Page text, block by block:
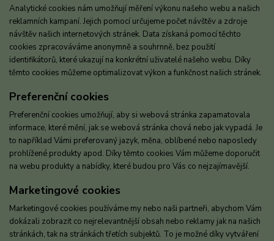
Analytické cookies nám umožňují měření výkonu našeho webu a našich
reklamních kampaní. Jejich pomocí určujeme počet návštěv a zdroje
návštěv našich internetových stránek. Data získaná pomocí těchto
cookies zpracováváme anonymně a souhrnně, bez použití
identifikátorů, které ukazují na konkrétní uživatelé našeho webu. Díky
těmto cookies můžeme optimalizovat výkon a funkčnost našich stránek.
Preferenční cookies
Preferenční cookies umožňují, aby si webová stránka zapamatovala
informace, které mění, jak se webová stránka chová nebo jak vypadá. Je
to například Vámi preferovaný jazyk, měna, oblíbené nebo naposledy
prohlížené produkty apod. Díky těmto cookies Vám můžeme doporučit
na webu produkty a nabídky, které budou pro Vás co nejzajímavější.
Marketingové cookies
Marketingové cookies používáme my nebo naši partneři, abychom Vám
dokázali zobrazit co nejrelevantnější obsah nebo reklamy jak na našich
stránkách, tak na stránkách třetích subjektů. To je možné díky vytváření